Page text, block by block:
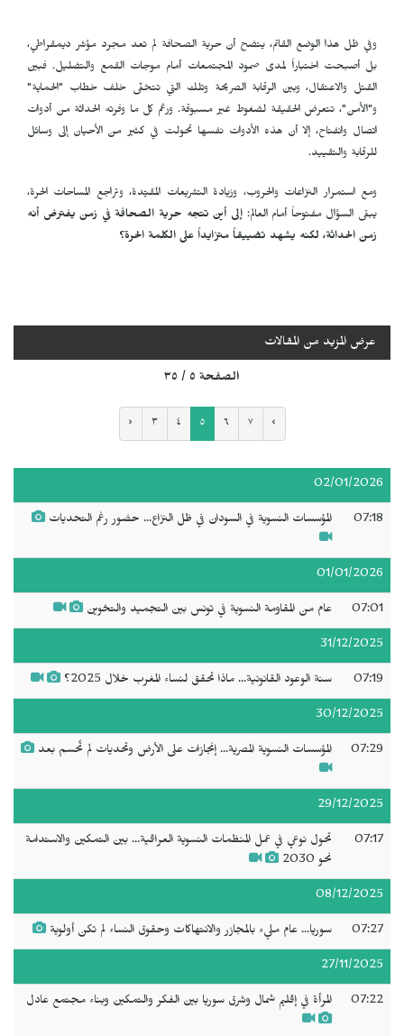
وفي ظل هذا الوضع القاتم، يتضح أن حرية الصحافة لم تعد مجرد مؤشر ديمقراطي،
بل أصبحت اختباراً لمدى صمود المجتمعات أمام موجات القمع والتضليل. فبين
القتل والاعتقال، وبين الرقابة الصريحة وتلك التي تتخفّى خلف خطاب "الحماية"
و"الأمن"، تتعرض الحقيقة لضغوط غير مسبوقة. ورغم كل ما وفرته الحداثة من أدوات
اتصال وانفتاح، إلا أن هذه الأدوات نفسها تحولت في كثير من الأحيان إلى وسائل
للرقابة والتقييد.
ومع استمرار النزاعات والحروب، وزيادة التشريعات المقيّدة، وتراجع المساحات الحرة،
يبقى السؤال مفتوحاً أمام العالم:إلى أين تتجه حرية الصحافة في زمن يفترض أنه
زمن الحداثة، لكنه يشهد تضييقاً متزايداً على الكلمة الحرة؟
عرض المزيد من المقالات
الصفحة ٥ / ٣٥
‹ ٣ ٤ ٥ ٦ ٧ ›
02/01/2026
07:18 المؤسسات النسوية في السودان في ظل النزاع... حضور رغم التحديات
01/01/2026
07:01 عام من المقاومة النسوية في تونس بين التجميد والتخوين
31/12/2025
07:19 سنة الوعود القانونية... ماذا تحقق لنساء المغرب خلال 2025؟
30/12/2025
07:29 المؤسسات النسوية المصرية... إنجازات على الأرض وتحديات لم تُحسم بعد
29/12/2025
07:17
تحول نوعي في عمل المنظمات النسوية العراقية... بين التمكين والاستدامة
نحو 2030
08/12/2025
07:27 سوريا... عام مليء بالمجازر والانتهاكات وحقوق النساء لم تكن أولوية
27/11/2025
07:22 المرأة في إقليم شمال وشرق سوريا بين الفكر والتمكين وبناء مجتمع عادل